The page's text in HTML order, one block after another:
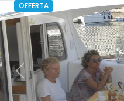
OFFERTA
Previous